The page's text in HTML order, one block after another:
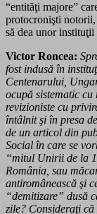
“entităţi majore”
protocronişti
să dea unor
Victor Roncea:
fost indusă în
Centenarului,
ocupă sistematic
revizioniste cu
întâlnit şi în presa
de un articol din
Social în care se
“mitul Unirii de la
Româ­nia, sau
antiromânească şi
“demitizare” dusă
zile? Consideraţi